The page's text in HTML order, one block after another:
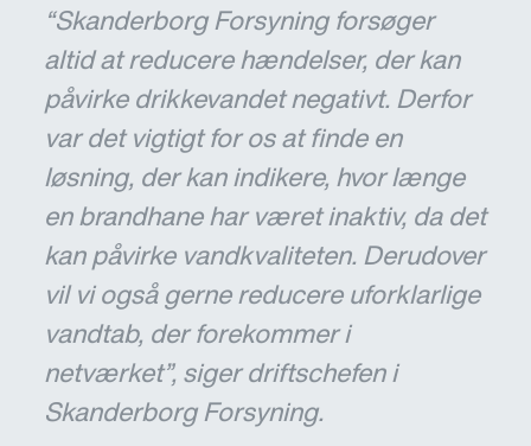
“Skanderborg Forsyning forsøger
altid at reducere hændelser, der kan
påvirke drikkevandet negativt. Derfor
var det vigtigt for os at finde en
løsning, der kan indikere, hvor længe
en brandhane har været inaktiv, da det
kan påvirke vandkvaliteten. Derudover
vil vi også gerne reducere uforklarlige
vandtab, der forekommer i
netværket”, siger driftschefen i
Skanderborg Forsyning.